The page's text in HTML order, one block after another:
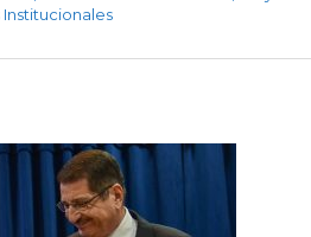
Institucionales